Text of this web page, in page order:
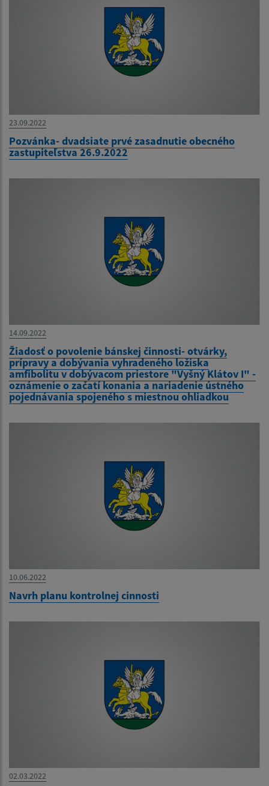
23.09.2022
Pozvánka- dvadsiate prvé zasadnutie obecného
zastupiteľstva 26.9.2022
14.09.2022
Žiadosť o povolenie bánskej činnosti- otvárky,
prípravy a dobývania vyhradeného ložiska
amfibolitu v dobývacom priestore "Vyšný Klátov I" -
oznámenie o začatí konania a nariadenie ústného
pojednávania spojeného s miestnou ohliadkou
10.06.2022
Navrh planu kontrolnej cinnosti
02.03.2022